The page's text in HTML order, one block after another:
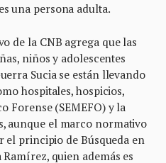
una persona adulta.
de la CNB agrega que las
niños y adolescentes
Sucia se están llevando
hospitales, hospicios,
Forense (SEMEFO) y la
aunque el marco normativo
el principio de Búsqueda en
quien además es